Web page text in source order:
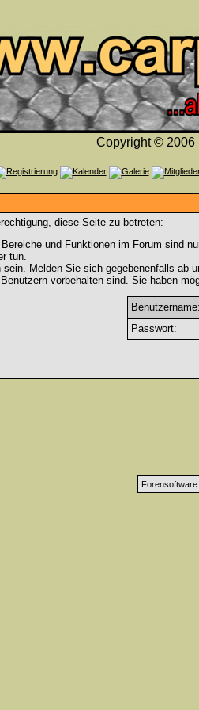
Copyright © 2006
diese Seite zu betreten:
und Funktionen im Forum sind
tun.
sein. Melden Sie sich gegebenenfalls ab
vorbehalten sind. Sie haben
Benutzername:
Passwort:
Forensoftware: